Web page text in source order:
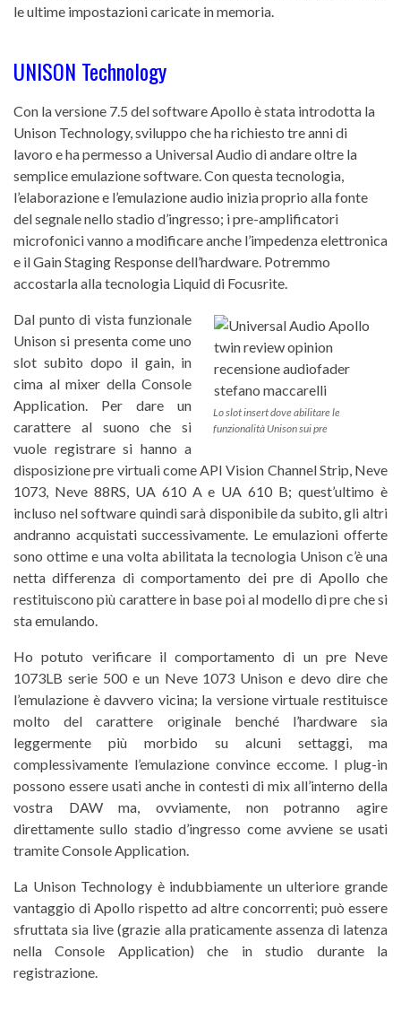
le ultime impostazioni caricate in memoria.
UNISON Technology
Con la versione 7.5 del software Apollo è stata introdotta la
Unison Technology, sviluppo che ha richiesto tre anni di
lavoro e ha permesso a Universal Audio di andare oltre la
semplice emulazione software. Con questa tecnologia,
l’elaborazione e l’emulazione audio inizia proprio alla fonte
del segnale nello stadio d’ingresso; i pre-amplificatori
microfonici vanno a modificare anche l’impedenza elettronica
e il Gain Staging Response dell’hardware. Potremmo
accostarla alla tecnologia Liquid di Focusrite.
Lo slot insert dove abilitare le
funzionalità Unison sui pre
Dal punto di vista funzionale
Unison si presenta come uno
slot subito dopo il gain, in
cima al mixer della Console
Application. Per dare un
carattere al suono che si
vuole registrare si hanno a
disposizione pre virtuali come API Vision Channel Strip, Neve
1073, Neve 88RS, UA 610 A e UA 610 B; quest’ultimo è
incluso nel software quindi sarà disponibile da subito, gli altri
andranno acquistati successivamente. Le emulazioni offerte
sono ottime e una volta abilitata la tecnologia Unison c’è una
netta differenza di comportamento dei pre di Apollo che
restituiscono più carattere in base poi al modello di pre che si
sta emulando.
Ho potuto verificare il comportamento di un pre Neve
1073LB serie 500 e un Neve 1073 Unison e devo dire che
l’emulazione è davvero vicina; la versione virtuale restituisce
molto del carattere originale benché l’hardware sia
leggermente più morbido su alcuni settaggi, ma
complessivamente l’emulazione convince eccome. I plug-in
possono essere usati anche in contesti di mix all’interno della
vostra DAW ma, ovviamente, non potranno agire
direttamente sullo stadio d’ingresso come avviene se usati
tramite Console Application.
La Unison Technology è indubbiamente un ulteriore grande
vantaggio di Apollo rispetto ad altre concorrenti; può essere
sfruttata sia live (grazie alla praticamente assenza di latenza
nella Console Application) che in studio durante la
registrazione.